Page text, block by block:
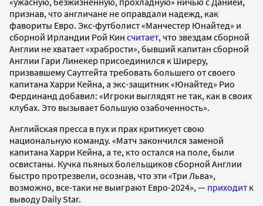
признав, что англичане не оправдали надежд, как
фавориты Евро. Экс-футболист «Манчестер Юнайтед» и
сборной Ирландии Рой Кин считает, что звездам сборной
Англии не хватает «храбрости», бывший капитан сборной
Англии Гари Линекер присоединился к Ширеру,
призвавшему Саутгейта требовать большего от своего
капитана Харри Кейна, а экс-защитник «Юнайтед» Рио
Фердинанд добавил: «Игроки выглядят не так, как в своих
клубах. Это вызывает большую озабоченность».
Английская пресса в пух и прах критикует свою
национальную команду. «Матч закончился заменой
капитана Харри Кейна, а те, кто остался на поле, были
освистаны. Кучка пьяных болельщиков сборной Англии
быстро протрезвели, осознав, что эти «Три Льва»,
возможно, все-таки не выиграют Евро-2024», — приходит к
выводу Daily Star.